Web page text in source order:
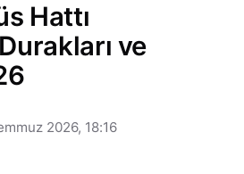
Hattı
ve
2026, 18:16